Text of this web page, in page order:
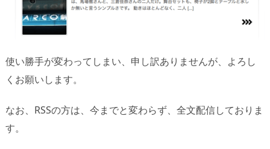
使い勝手が変わってしまい、申し訳ありませんが、よろし
くお願いします。
なお、RSSの方は、今までと変わらず、全文配信しておりま
す。